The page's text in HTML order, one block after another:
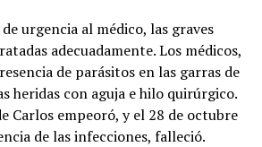
urgencia al médico, las graves
adecuadamente. Los médicos,
de parásitos en las garras de
heridas con aguja e hilo quirúrgico.
Carlos empeoró, y el 28 de octubre
de las infecciones, falleció.